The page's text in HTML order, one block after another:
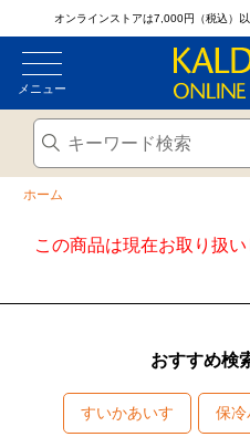
オンラインストアは7,000円（税込）
メニュー
ホーム
この商品は現在お取り扱
おすすめ検
すいかあいす 保冷